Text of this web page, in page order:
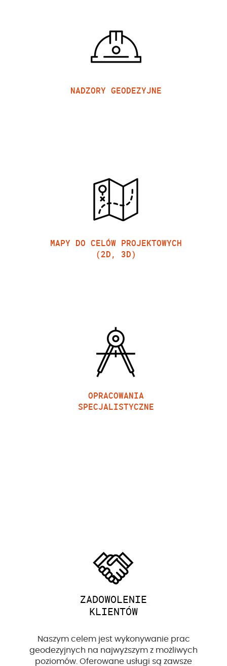
NADZORY GEODEZYJNE
MAPY DO CELÓW PROJEKTOWYCH
(2D, 3D)
OPRACOWANIA
SPECJALISTYCZNE
ZADOWOLENIE
KLIENTÓW
Naszym celem jest wykonywanie prac
geodezyjnych na najwyższym z możliwych
poziomów. Oferowane usługi są zawsze